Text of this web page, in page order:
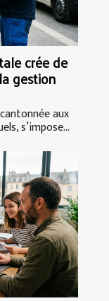
crée de
gestion
aux
s’impose...